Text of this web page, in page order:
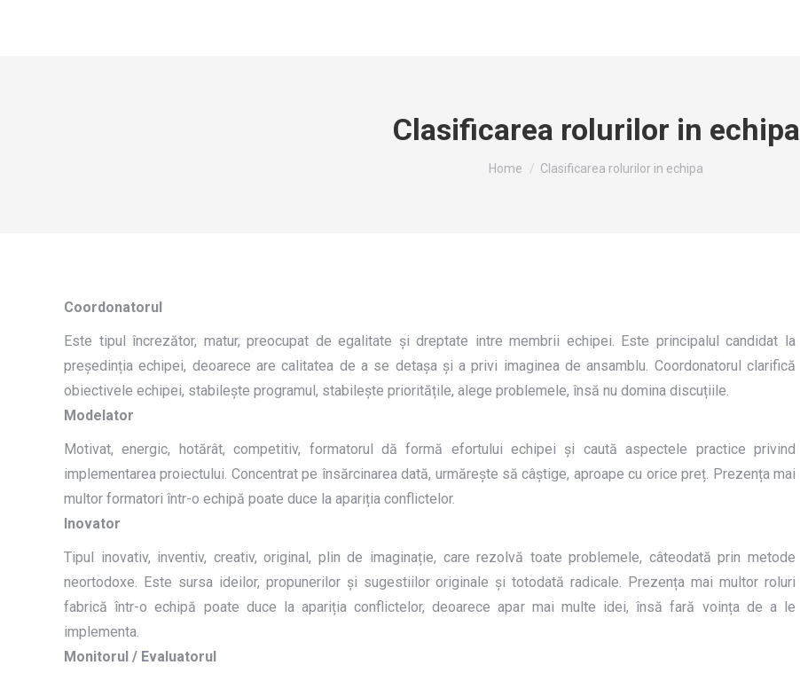
Clasificarea rolurilor in echipa
You are here:
Home Clasificarea rolurilor in echipa
Coordonatorul
Este tipul încrezător, matur, preocupat de egalitate și dreptate intre membrii echipei. Este principalul candidat la
președinția echipei, deoarece are calitatea de a se detașa și a privi imaginea de ansamblu. Coordonatorul clarifică
obiectivele echipei, stabilește programul, stabilește prioritățile, alege problemele, însă nu domina discuțiile.
Modelator
Motivat, energic, hotărât, competitiv, formatorul dă formă efortului echipei și caută aspectele practice privind
implementarea proiectului. Concentrat pe însărcinarea dată, urmărește să câștige, aproape cu orice preț. Prezența mai
multor formatori într-o echipă poate duce la apariția conflictelor.
Inovator
Tipul inovativ, inventiv, creativ, original, plin de imaginație, care rezolvă toate problemele, câteodată prin metode
neortodoxe. Este sursa ideilor, propunerilor și sugestiilor originale și totodată radicale. Prezența mai multor roluri
fabrică într-o echipă poate duce la apariția conflictelor, deoarece apar mai multe idei, însă fară voința de a le
implementa.
Monitorul / Evaluatorul